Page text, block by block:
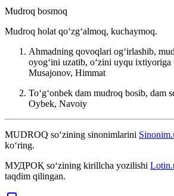
Mudroq bosmoq
Mudroq holat qoʻzgʻalmoq, kuchaymoq.
Ahmadning qovoqlari ogʻirlashib,
oyogʻini uzatib, oʻzini uyqu ixtiyoriga
Musajonov, Himmat
Toʻgʻonbek dam mudroq bosib, dam
Oybek, Navoiy
MUDROQ so‘zining sinonimlarini
ko‘ring.
МУДРОҚ so‘zining kirillcha yozilishi
taqdim qilingan.